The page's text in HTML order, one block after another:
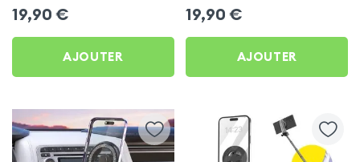
19,90 €
AJOUTER
19,90 €
AJOUTER